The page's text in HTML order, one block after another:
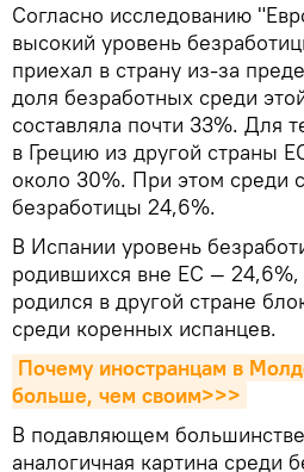
Согласно исследованию
высокий уровень
приехал в страну из-за
доля безработных среди
составляла почти 33%. Для
в Грецию из другой страны
около 30%. При этом среди
безработицы 24,6%.
В Испании уровень
родившихся вне ЕС — 24,6%,
родился в другой стране
среди коренных испанцев.
Почему иностранцам в
больше, чем своим>>>
В подавляющем
аналогичная картина среди